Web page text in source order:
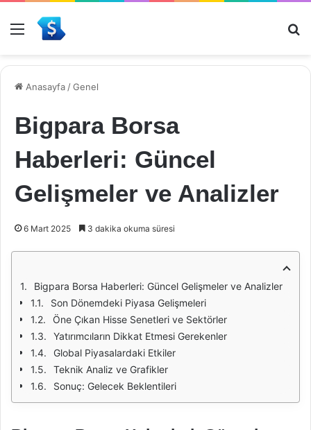
Menü
Anasayfa /Genel
Bigpara Borsa
Haberleri: Güncel
Gelişmeler ve Analizler
6 Mart 2025 3 dakika okuma süresi
Bigpara Borsa Haberleri: Güncel Gelişmeler ve Analizler
Son Dönemdeki Piyasa Gelişmeleri
Öne Çıkan Hisse Senetleri ve Sektörler
Yatırımcıların Dikkat Etmesi Gerekenler
Global Piyasalardaki Etkiler
Teknik Analiz ve Grafikler
Sonuç: Gelecek Beklentileri